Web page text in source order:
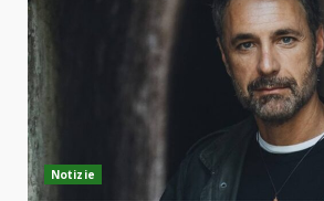
Notizie